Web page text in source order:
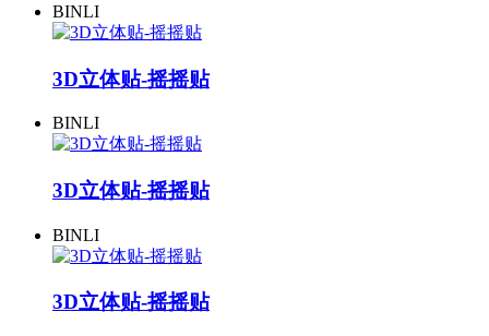
BINLI
3D立体贴-摇摇贴
BINLI
3D立体贴-摇摇贴
BINLI
3D立体贴-摇摇贴